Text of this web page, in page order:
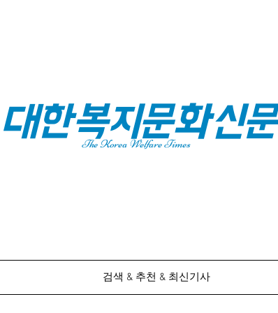
대한복지문화신문
The Korea Welfare Times
검색 & 추천 & 최신기사